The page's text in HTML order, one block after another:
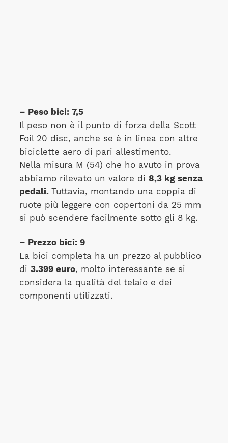
– Peso bici: 7,5
Il peso non è il punto di forza della Scott
Foil 20 disc, anche se è in linea con altre
biciclette aero di pari allestimento.
Nella misura M (54) che ho avuto in prova
abbiamo rilevato un valore di 8,3 kg senza
pedali. Tuttavia, montando una coppia di
ruote più leggere con copertoni da 25 mm
si può scendere facilmente sotto gli 8 kg.
– Prezzo bici: 9
La bici completa ha un prezzo al pubblico
di 3.399 euro, molto interessante se si
considera la qualità del telaio e dei
componenti utilizzati.